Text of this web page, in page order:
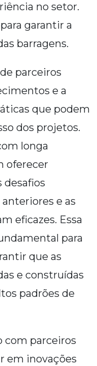
no setor.
garantir a
barragens.
parceiros
e a
que podem
dos projetos.
longa
oferecer
desafios
e as
eficazes. Essa
para
que as
e construídas
padrões de
com parceiros
em inovações